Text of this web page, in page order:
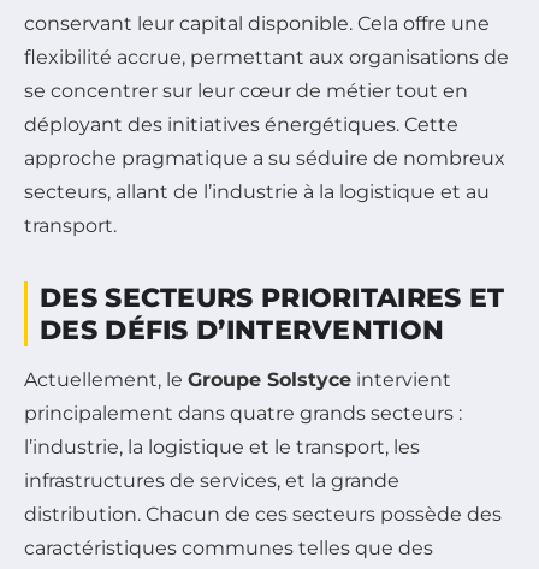
conservant leur capital disponible. Cela offre une
flexibilité accrue, permettant aux organisations de
se concentrer sur leur cœur de métier tout en
déployant des initiatives énergétiques. Cette
approche pragmatique a su séduire de nombreux
secteurs, allant de l’industrie à la logistique et au
transport.
DES SECTEURS PRIORITAIRES ET
DES DÉFIS D’INTERVENTION
Actuellement, le Groupe Solstyce intervient
principalement dans quatre grands secteurs :
l’industrie, la logistique et le transport, les
infrastructures de services, et la grande
distribution. Chacun de ces secteurs possède des
caractéristiques communes telles que des